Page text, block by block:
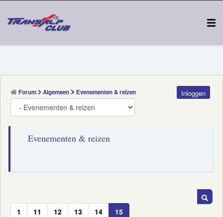
Inloggen
Forum Algemeen Evenementen & reizen
Evenementen & reizen
1 11 12 13 14 15